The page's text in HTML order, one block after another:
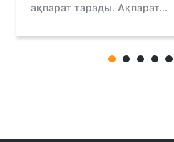
ақпарат тарады. Ақпарат...